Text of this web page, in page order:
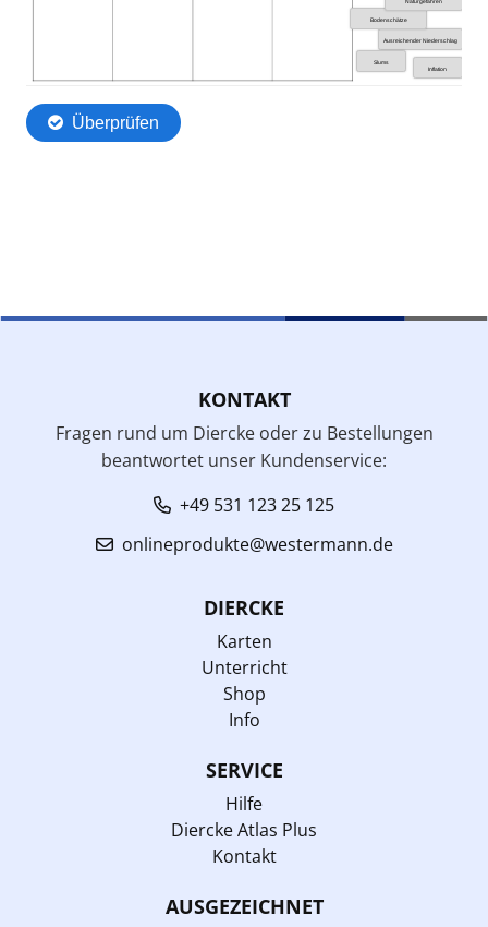
KONTAKT
Fragen rund um Diercke oder zu Bestellungen
beantwortet unser Kundenservice:
+49 531 123 25 125
onlineprodukte@westermann.de
DIERCKE
Karten
Unterricht
Shop
Info
SERVICE
Hilfe
Diercke Atlas Plus
Kontakt
AUSGEZEICHNET